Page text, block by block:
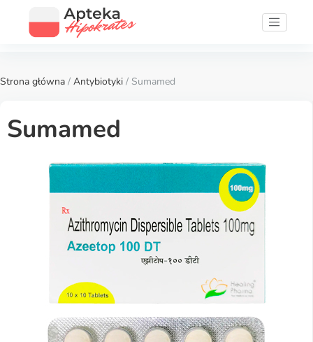
Strona główna / Antybiotyki / Sumamed
Sumamed